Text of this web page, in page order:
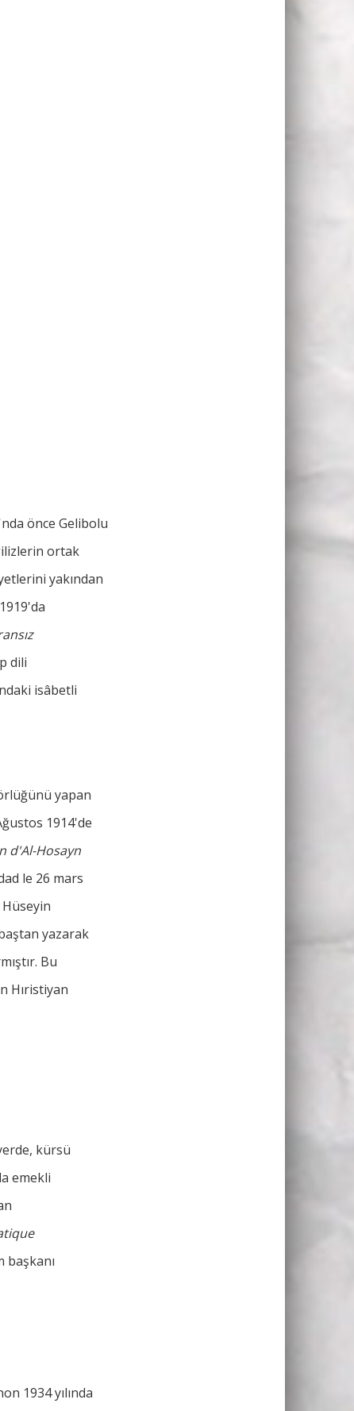
önce Gelibolu
ortak
yakından
dili
isâbetli
yapan
1914'de
d'Al-Hosayn
le 26 mars
yazarak
Bu
Hıristiyan
kürsü
emekli
başkanı
1934 yılında